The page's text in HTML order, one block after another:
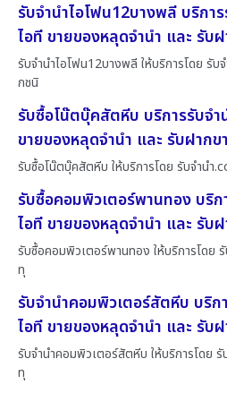
รับจำนำไอโฟน12บางพลี บริกา
ไอที ขายของหลุดจำนำ และ รับ
รับจำนำไอโฟน12บางพลี ให้บริการโดย รับ
กชนิ
รับซื้อโน๊ตบุ๊คสัตหีบ บริการรับจ
ขายของหลุดจำนำ และ รับฝาก
รับซื้อโน๊ตบุ๊คสัตหีบ ให้บริการโดย รับจํานํา
รับซื้อคอมพิวเตอร์พานทอง บริ
ไอที ขายของหลุดจำนำ และ รับ
รับซื้อคอมพิวเตอร์พานทอง ให้บริการโดย
ทุ
รับจำนำคอมพิวเตอร์สัตหีบ บริ
ไอที ขายของหลุดจำนำ และ รับ
รับจำนำคอมพิวเตอร์สัตหีบ ให้บริการโดย
ทุ